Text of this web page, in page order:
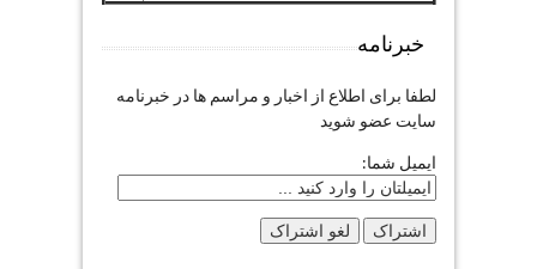
خبرنامه
لطفا برای اطلاع از اخبار و مراسم ها در خبرنامه
سایت عضو شوید
ایمیل شما: